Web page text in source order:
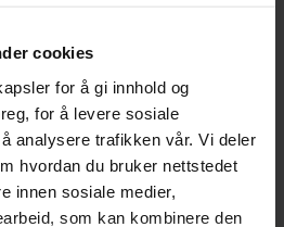
cookies
for å gi innhold og
for å levere sosiale
analysere trafikken vår. Vi deler
hvordan du bruker nettstedet
innen sosiale medier,
som kan kombinere den
bli inngått formell kjøpekontrakt
frist for EU-kontroll kan